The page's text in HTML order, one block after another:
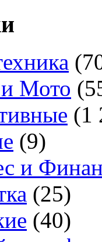
Мото
(1
(9)
и
(25)
(40)